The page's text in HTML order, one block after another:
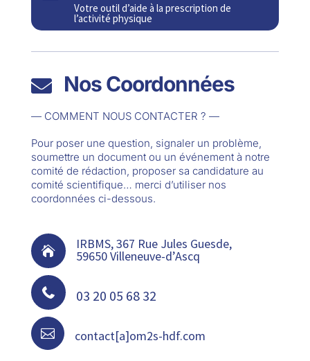
Votre outil d’aide à la prescription de
l’activité physique
 Nos Coordonnées
— COMMENT NOUS CONTACTER ? —
Pour poser une question, signaler un problème,
soumettre un document ou un événement à notre
comité de rédaction, proposer sa candidature au
comité scientifique… merci d’utiliser nos
coordonnées ci-dessous.
 IRBMS, 367 Rue Jules Guesde,
59650 Villeneuve-d’Ascq
 03 20 05 68 32
 contact[a]om2s-hdf.com